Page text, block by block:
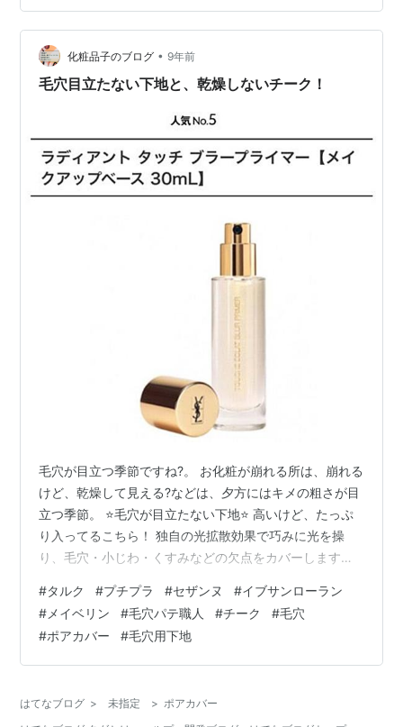
あります。 とりあえず家であるもので久しぶりに鼻と顎
に化粧をしてみました。 ※私は元の肌をキレイにするこ
とが第一で、化粧に関しては試行錯誤しているわけでは
ないのであまり参考にならないと…
化粧品子のブログ • 9年前
毛穴目立たない下地と、乾燥しないチーク！
毛穴が目立つ季節ですね?。 お化粧が崩れる所は、崩れる
けど、乾燥して見える?などは、夕方にはキメの粗さが目
立つ季節。 ⭐️毛穴が目立たない下地⭐️ 高いけど、たっぷ
り入ってるこちら！ 独自の光拡散効果で巧みに光を操
り、毛穴・小じわ・くすみなどの欠点をカバーします。
かい質感なので、毛穴や小じわを均一にして、人形のよ
うな肌に整えます！ イヴサンローラン YVESANT
LAURANT ラディアントタッチ ブラー プライマー 30ml
[並行輸入品] 6,804円 Amazon 安くて乾燥しないのはこ
#タルク #プチプラ #セザンヌ #イブサンローラン
# メイベリン #毛穴パテ職人 #チーク #毛穴
#ポアカバー #毛穴用下地
はてなブログ > 未指定 > ポアカバー